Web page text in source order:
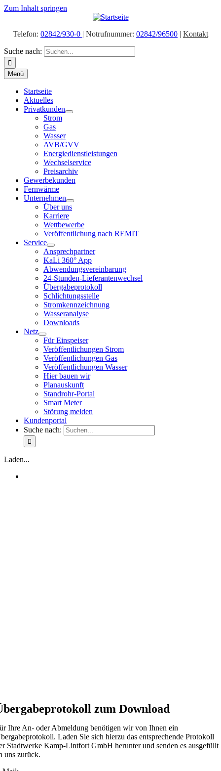
Zum Inhalt springen
Telefon: 02842/930-0 | Notrufnummer: 02842/96500 | Kontakt
Suche nach:
Menü
Startseite
Aktuelles
Privatkunden
Strom
Gas
Wasser
AVB/GVV
Energiedienstleistungen
Wechselservice
Preisarchiv
Gewerbekunden
Fernwärme
Unternehmen
Über uns
Karriere
Wettbewerbe
Veröffentlichung nach REMIT
Service
Ansprechpartner
KaLi 360° App
Abwendungsvereinbarung
24-Stunden-Lieferantenwechsel
Übergabeprotokoll
Schlichtungsstelle
Stromkennzeichnung
Wasseranalyse
Downloads
Netz
Für Einspeiser
Veröffentlichungen Strom
Veröffentlichungen Gas
Veröffentlichungen Wasser
Hier bauen wir
Planauskunft
Standrohr-Portal
Smart Meter
Störung melden
Kundenportal
Suche nach:
Laden...
zum Download
Ihre An- oder Abmeldung benötigen wir von Ihnen ein
Laden Sie sich hierzu das entsprechende Protokoll
Stadtwerke Kamp-Lintfort GmbH herunter und senden es ausgefüllt
uns zurück.